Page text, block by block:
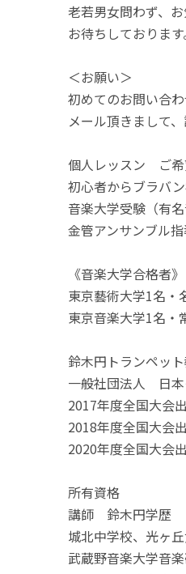
老若男女問わず、
お待ちしております
＜お願い＞
初めてのお問い合
メール頂きまして
個人レッスン ご希
初心者からブラバ
音楽大学受験（有
金管アンサンブル
《音楽大学合格者》
東京藝術大学1名・
東京音楽大学1名・
鈴木円トランペッ
一般社団法人 日
2017年度全国大会
2018年度全国大会
2020年度全国大会
所有資格
講師 鈴木円学歴
城北中学校、光ヶ
武蔵野音楽大学音